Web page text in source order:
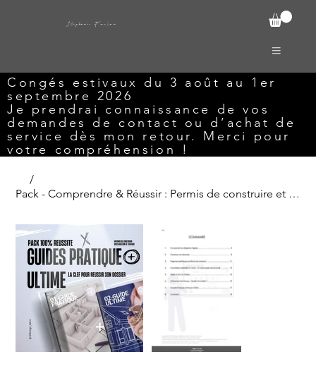
Stephanie Foulon
Congés estivaux du 3 août au 1er
septembre 2026
Je prendrai connaissance de vos
demandes de contact ou d’achat de
service dès mon retour. Merci pour
votre compréhension !
/
Pack - Comprendre & Réussir : Permis de construire et Déclaration de Travaux